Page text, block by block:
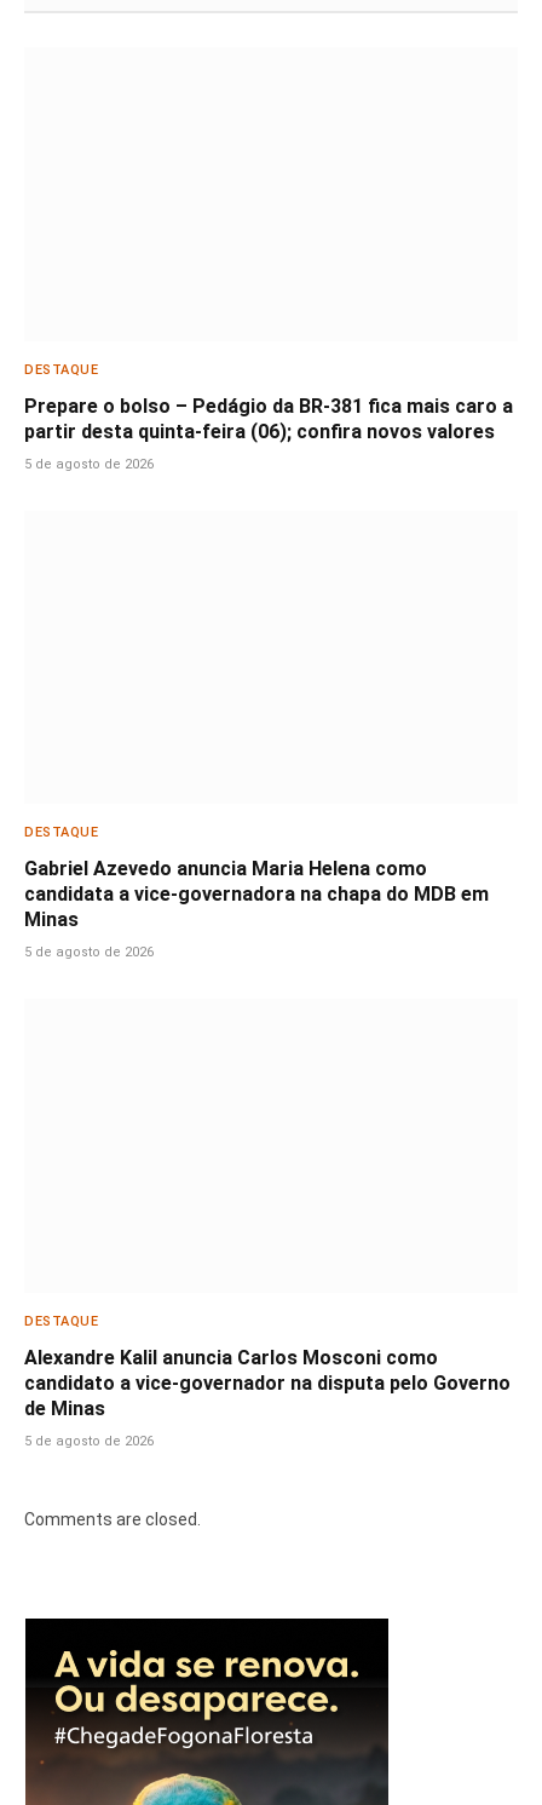
DESTAQUE
Prepare o bolso – Pedágio da BR-381 fica mais caro a
partir desta quinta-feira (06); confira novos valores
5 de agosto de 2026
DESTAQUE
Gabriel Azevedo anuncia Maria Helena como
candidata a vice-governadora na chapa do MDB em
Minas
5 de agosto de 2026
DESTAQUE
Alexandre Kalil anuncia Carlos Mosconi como
candidato a vice-governador na disputa pelo Governo
de Minas
5 de agosto de 2026
Comments are closed.